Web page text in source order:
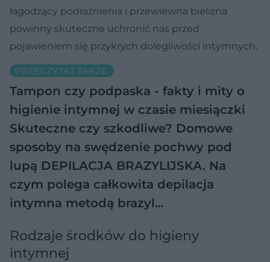
łagodzący podrażnienia i przewiewna bielizna
powinny skuteczne uchronić nas przed
pojawieniem się przykrych dolegliwości intymnych.
PRZECZYTAJ TAKŻE:
Tampon czy podpaska - fakty i mity o
higienie intymnej w czasie miesiączki
Skuteczne czy szkodliwe? Domowe
sposoby na swędzenie pochwy pod
lupą DEPILACJA BRAZYLIJSKA. Na
czym polega całkowita depilacja
intymna metodą brazyl…
Rodzaje środków do higieny
intymnej